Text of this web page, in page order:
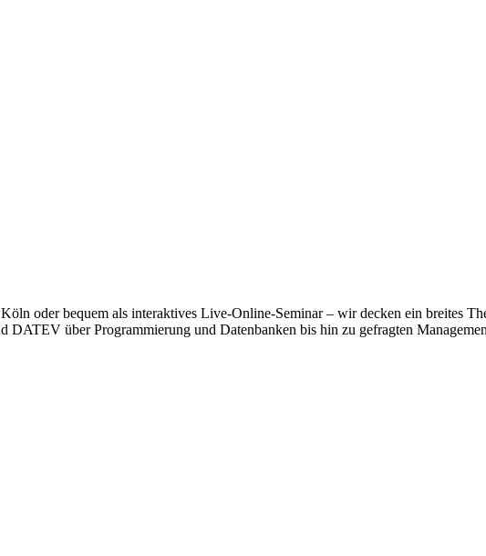
oder bequem als interaktives Live-Online-Seminar – wir decken ein breites
über Programmierung und Datenbanken bis hin zu gefragten